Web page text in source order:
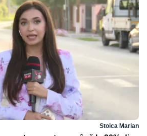
Stoica Marian